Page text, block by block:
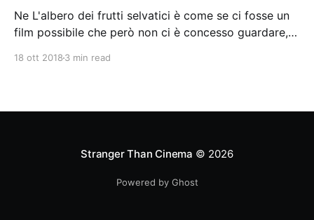
Ne L'albero dei frutti selvatici è come se ci fosse un
film possibile che però non ci è concesso guardare,
18 ott 2018 3 min read
Stranger Than Cinema © 2026
Powered by Ghost